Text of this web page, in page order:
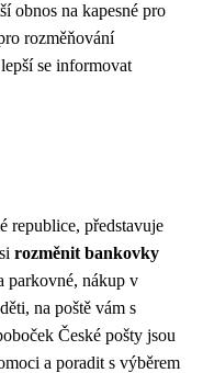
obnos na kapesné pro
rozměňování
se informovat
republice, představuje
rozměnit bankovky
parkovné, nákup v
na poště vám s
České pošty jsou
a poradit s výběrem